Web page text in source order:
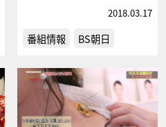
2018.03.17
番組情報 BS朝日